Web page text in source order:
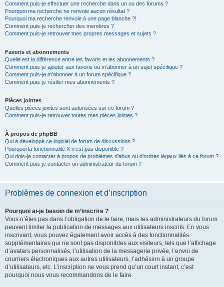
Comment puis-je effectuer une recherche dans un ou des forums ?
Pourquoi ma recherche ne renvoie aucun résultat ?
Pourquoi ma recherche renvoie à une page blanche ?!
Comment puis-je rechercher des membres ?
Comment puis-je retrouver mes propres messages et sujets ?
Favoris et abonnements
Quelle est la différence entre les favoris et les abonnements ?
Comment puis-je ajouter aux favoris ou m’abonner à un sujet spécifique ?
Comment puis-je m’abonner à un forum spécifique ?
Comment puis-je résilier mes abonnements ?
Pièces jointes
Quelles pièces jointes sont autorisées sur ce forum ?
Comment puis-je retrouver toutes mes pièces jointes ?
À propos de phpBB
Qui a développé ce logiciel de forum de discussions ?
Pourquoi la fonctionnalité X n’est pas disponible ?
Qui dois-je contacter à propos de problèmes d’abus ou d’ordres légaux liés à ce forum ?
Comment puis-je contacter un administrateur du forum ?
Problèmes de connexion et d’inscription
Pourquoi ai-je besoin de m’inscrire ?
Vous n’êtes pas dans l’obligation de le faire, mais les administrateurs du forum
peuvent limiter la publication de messages aux utilisateurs inscrits. En vous
inscrivant, vous pouvez également avoir accès à des fonctionnalités
supplémentaires qui ne sont pas disponibles aux visiteurs, tels que l’affichage
d’avatars personnalisés, l’utilisation de la messagerie privée, l’envoi de
courriers électroniques aux autres utilisateurs, l’adhésion à un groupe
d’utilisateurs, etc. L’inscription ne vous prend qu’un court instant, c’est
pourquoi nous vous recommandons de le faire.